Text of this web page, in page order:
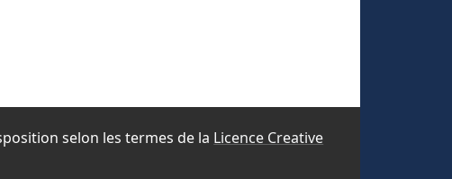
selon les termes de la Licence Creative